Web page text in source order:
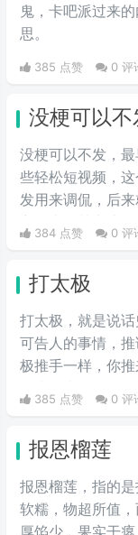
鬼，卡吧派过来
思。
385 点赞 0 评
没梗可以不
没梗可以不发，
些轻松短视频，
发用来调侃，后
主身上，其实这
意味。“解梗博主
破梗、旧梗来敷
句“没梗可以不发”
384 点赞 0 评
打太极
打太极，就是说
可告人的事情，
极推手一样，你
推来推去，不明
385 点赞 0 评
报恩榴莲
报恩榴莲，指的
软糯，物超所值
厚馅少、果实干瘪